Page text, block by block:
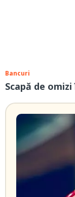
Bancuri
Scapă de